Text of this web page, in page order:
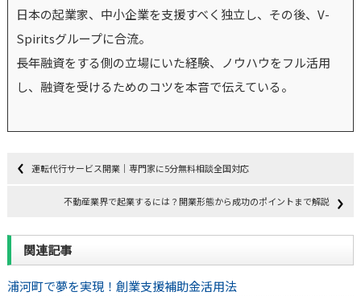
日本の起業家、中小企業を支援すべく独立し、その後、V-
Spiritsグループに合流。
長年融資をする側の立場にいた経験、ノウハウをフル活用
し、融資を受けるためのコツを本音で伝えている。
運転代行サービス開業｜専門家に5分無料相談全国対応
不動産業界で起業するには？開業形態から成功のポイントまで解説
関連記事
浦河町で夢を実現！創業支援補助金活用法